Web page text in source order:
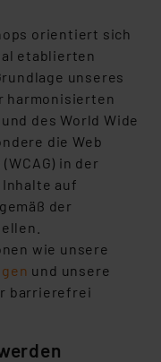
orientiert sich
etablierten
unseres
harmonisierten
des World Wide
die Web
in der
Inhalte auf
der
wie unsere
und unsere
barrierefrei